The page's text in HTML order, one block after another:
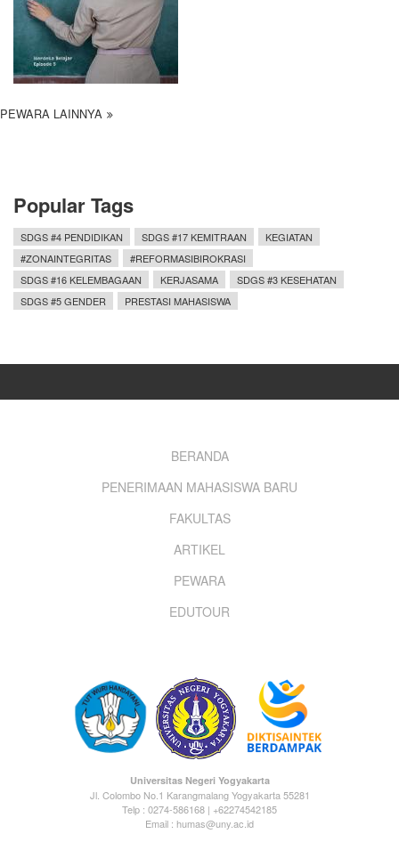
PEWARA LAINNYA
Popular Tags
SDGS #4 PENDIDIKAN SDGS #17 KEMITRAAN
KEGIATAN
#ZONAINTEGRITAS
#REFORMASIBIROKRASI
SDGS #16 KELEMBAGAAN
KERJASAMA
SDGS #3 KESEHATAN
SDGS #5 GENDER
PRESTASI MAHASISWA
BERANDA
PENERIMAAN MAHASISWA BARU
FAKULTAS
ARTIKEL
PEWARA
EDUTOUR
Universitas Negeri Yogyakarta
Jl. Colombo No.1 Karangmalang Yogyakarta 55281
Telp : 0274-586168 | +62274542185
Email : humas@uny.ac.id